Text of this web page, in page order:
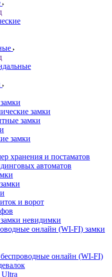
замки
замки
замки
хранения и постаматов
автоматов
и ворот
невидимки
онлайн (WI-FI) замки
онлайн (WI-FI)
Ultra